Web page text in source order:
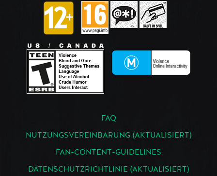
FAQ
NUTZUNGSVEREINBARUNG (AKTUALISIERT)
FAN-CONTENT-GUIDELINES
DATENSCHUTZRICHTLINIE (AKTUALISIERT)